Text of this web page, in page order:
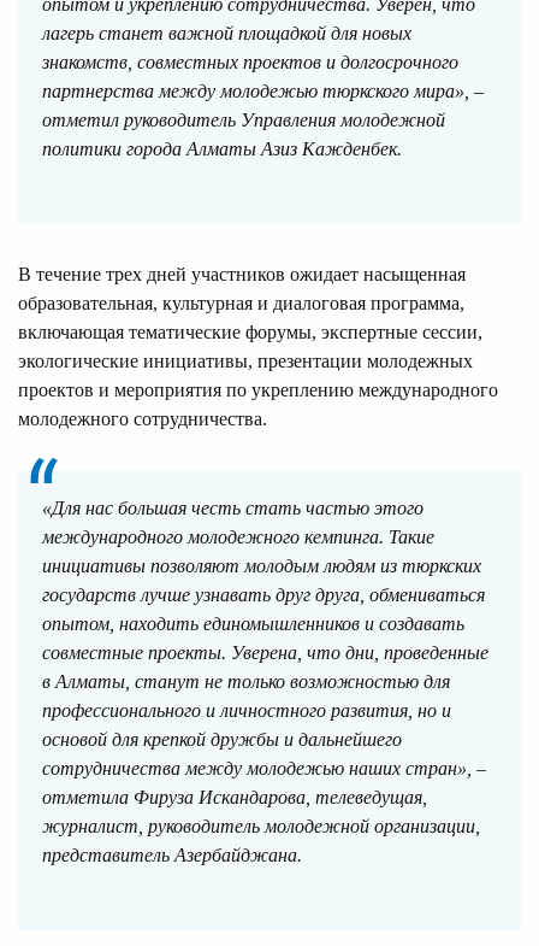
лагерь станет важной площадкой для новых
знакомств, совместных проектов и долгосрочного
партнерства между молодежью тюркского мира», –
отметил руководитель Управления молодежной
политики города Алматы Азиз Кажденбек.
В течение трех дней участников ожидает насыщенная
образовательная, культурная и диалоговая программа,
включающая тематические форумы, экспертные сессии,
экологические инициативы, презентации молодежных
проектов и мероприятия по укреплению международного
молодежного сотрудничества.
«Для нас большая честь стать частью этого
международного молодежного кемпинга. Такие
инициативы позволяют молодым людям из тюркских
государств лучше узнавать друг друга, обмениваться
опытом, находить единомышленников и создавать
совместные проекты. Уверена, что дни, проведенные
в Алматы, станут не только возможностью для
профессионального и личностного развития, но и
основой для крепкой дружбы и дальнейшего
сотрудничества между молодежью наших стран», –
отметила Фируза Искандарова, телеведущая,
журналист, руководитель молодежной организации,
представитель Азербайджана.